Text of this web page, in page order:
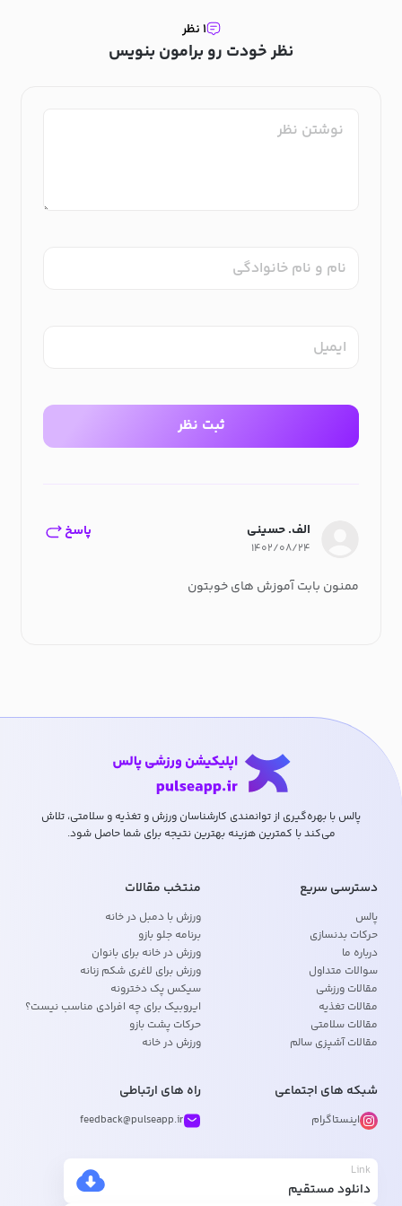
نظر خودت رو برامون بنویس
۱ نظر
نام و نام خانوادگی
ایمیل
ثبت نظر
الف. حسینی
۱۴۰۲/۰۸/۲۴
پاسخ
ممنون بابت آموزش های خوبتون
پالس با بهره‌گیری از توانمندی کارشناسان ورزش و تغذیه و سلامتی، تلاش
می‌کند با کمترین هزینه بهترین نتیجه برای شما حاصل شود.
دسترسی سریع
پالس
حرکات بدنسازی
درباره ما
سوالات متداول
مقالات ورزشی
مقالات تغذیه
مقالات سلامتی
مقالات آشپزی سالم
منتخب مقالات
ورزش با دمبل در خانه
برنامه جلو بازو
ورزش در خانه برای بانوان
ورزش برای لاغری شکم زنانه
سیکس پک دخترونه
ایروبیک برای چه افرادی مناسب نیست؟
حرکات پشت بازو
ورزش در خانه
شبکه های اجتماعی
اینستاگرام
راه های ارتباطی
feedback@pulseapp.ir
Link
دانلود مستقیم